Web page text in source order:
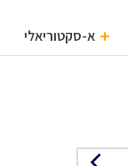
א-סקטוריאלי